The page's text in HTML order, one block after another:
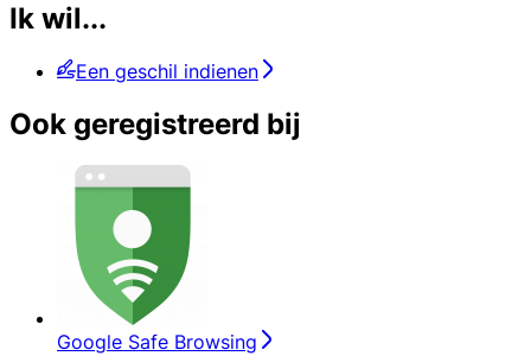
Ik wil...
Een geschil indienen
Ook geregistreerd bij
Google Safe Browsing